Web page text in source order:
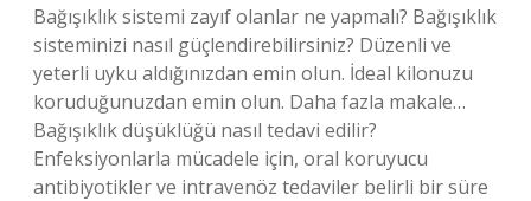
Bağışıklık sistemi zayıf olanlar ne yapmalı? Bağışıklık
sisteminizi nasıl güçlendirebilirsiniz? Düzenli ve
yeterli uyku aldığınızdan emin olun. İdeal kilonuzu
koruduğunuzdan emin olun. Daha fazla makale…
Bağışıklık düşüklüğü nasıl tedavi edilir?
Enfeksiyonlarla mücadele için, oral koruyucu
antibiyotikler ve intravenöz tedaviler belirli bir süre